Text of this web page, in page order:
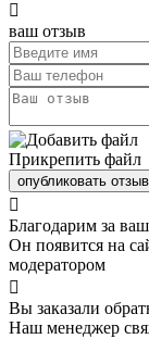

ваш отзыв
Прикрепить файл
опубликовать отзыв

Благодарим за
Он появится на
модератором

Вы заказали
Наш менеджер